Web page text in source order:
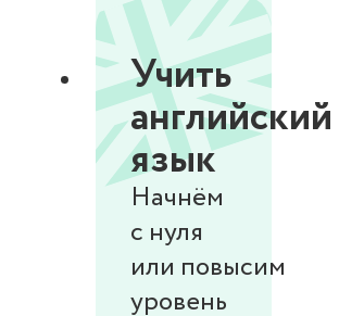
Учить
английский
язык
Начнём
с нуля
или повысим
уровень